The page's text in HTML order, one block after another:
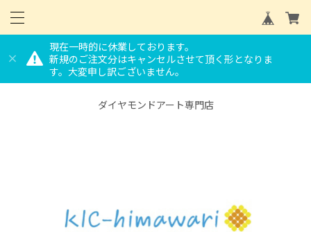
現在一時的に休業しております。
新規のご注文分はキャンセルさせて頂く形となりま
す。大変申し訳ございません。
ダイヤモンドアート専門店